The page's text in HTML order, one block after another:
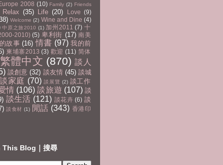
2008 (10) Family (2) Friends
(35) Life (20) Love (9)
Welcome (2) Wine and Dine (4)
中原之旅2010 (1) 加州2011 (7) 十
2010) (5) 卑利街 (17) 南美
故事 (16) 情書 (97) 我的前
柬埔寨2013 (3) 歡迎 (11) 简体
繁體中文 (870) 談人
談創意 (32) 談友情 (45) 談城
談家庭 (70) 談展覽 (2) 談工作
情 (106) 談旅遊 (107) 談
談生活 (121) 談花卉 (6) 談
談食材 (1) 閒話 (343) 香港印
This Blog｜搜尋